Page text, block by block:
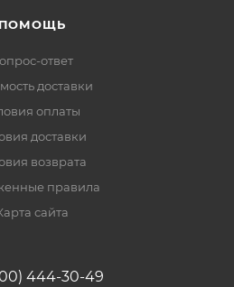
ПОМОЩЬ
ответ
доставки
оплаты
доставки
возврата
правила
сайта
444-30-49